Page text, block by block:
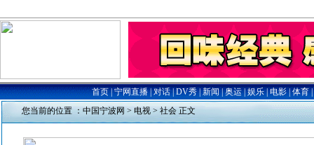
您当前的位置 ： 中国宁波网 > 电视 > 社会 正文